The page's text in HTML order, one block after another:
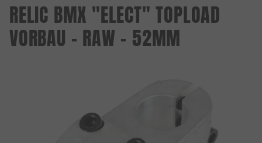
RELIC BMX "ELECT" TOPLOAD
VORBAU - RAW - 52MM